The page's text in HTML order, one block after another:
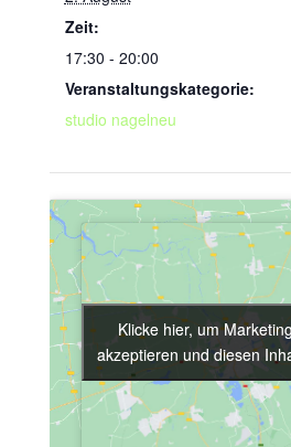
Zeit:
17:30 - 20:00
Veranstaltungskategorie:
studio nagelneu
Klicke hier, um
akzeptieren und diesen
Klicke hier, um
akzeptieren und diesen